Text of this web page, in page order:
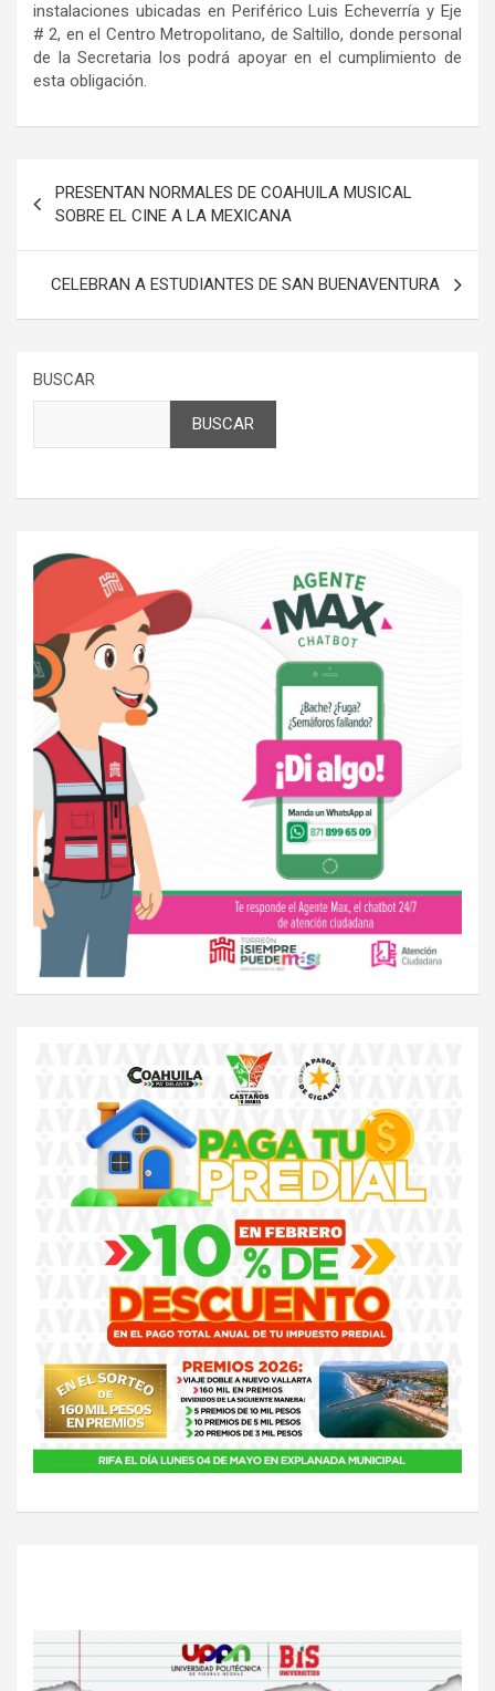
instalaciones ubicadas en Periférico Luis Echeverría y Eje
# 2, en el Centro Metropolitano, de Saltillo, donde personal
de la Secretaria los podrá apoyar en el cumplimiento de
esta obligación.
de
entradas
PRESENTAN NORMALES DE COAHUILA MUSICAL
SOBRE EL CINE A LA MEXICANA
CELEBRAN A ESTUDIANTES DE SAN BUENAVENTURA
BUSCAR
BUSCAR